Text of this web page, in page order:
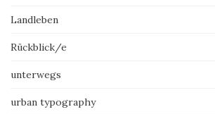
Landleben
Rückblick/e
unterwegs
urban typography